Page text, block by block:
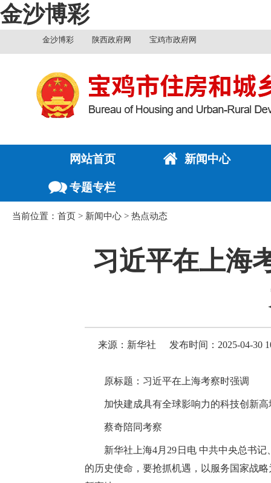
金沙博彩
金沙博彩 陕西政府网 宝鸡市政府网
网站首页 新闻中心
专题专栏
当前位置： 首页 > 新闻中心 > 热点动态
习近平在上海
来源：新华社 发布时间：2025-04-30
原标题：习近平在上海考察时强调
加快建成具有全球影响力的科技创新高
蔡奇陪同考察
新华社上海4月29日电 中共中央总书
的历史使命，要抢抓机遇，以服务国家战